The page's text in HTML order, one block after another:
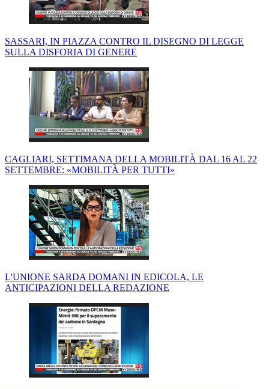
SASSARI, IN PIAZZA CONTRO IL DISEGNO DI LEGGE
SULLA DISFORIA DI GENERE
CAGLIARI, SETTIMANA DELLA MOBILITÀ DAL 16 AL 22
SETTEMBRE: «MOBILITÀ PER TUTTI»
L'UNIONE SARDA DOMANI IN EDICOLA, LE
ANTICIPAZIONI DELLA REDAZIONE